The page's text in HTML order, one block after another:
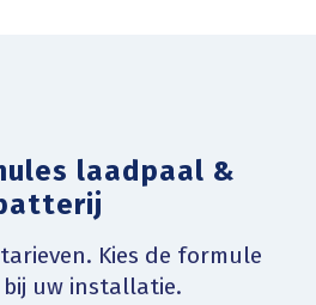
laadpaal &
Kies de formule
uw installatie.